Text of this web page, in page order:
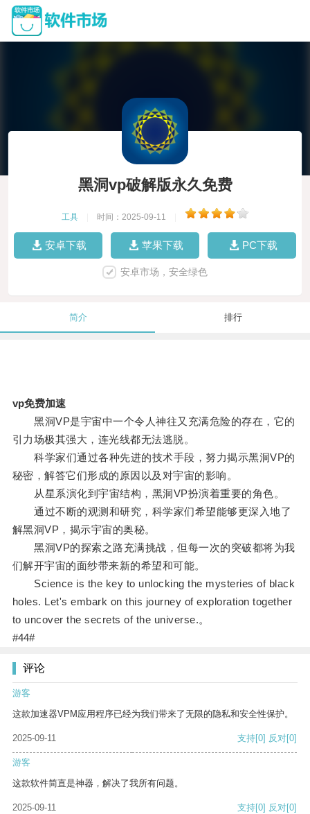
黑洞vp破解版永久免费
工具 时间：2025-09-11
安卓下载 苹果下载 PC下载
安卓市场，安全绿色
简介 排行
vp免费加速
黑洞VP是宇宙中一个令人神往又充满危险的存在，它的
引力场极其强大，连光线都无法逃脱。
科学家们通过各种先进的技术手段，努力揭示黑洞VP的
秘密，解答它们形成的原因以及对宇宙的影响。
从星系演化到宇宙结构，黑洞VP扮演着重要的角色。
通过不断的观测和研究，科学家们希望能够更深入地了
解黑洞VP，揭示宇宙的奥秘。
黑洞VP的探索之路充满挑战，但每一次的突破都将为我
们解开宇宙的面纱带来新的希望和可能。
Science is the key to unlocking the mysteries of black
holes. Let's embark on this journey of exploration together
to uncover the secrets of the universe.。
#44#
评论
游客
这款加速器VPM应用程序已经为我们带来了无限的隐私和安全性保护。
2025-09-11 支持[0] 反对[0]
游客
这款软件简直是神器，解决了我所有问题。
2025-09-11 支持[0] 反对[0]